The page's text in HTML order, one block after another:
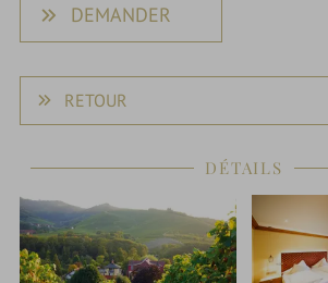
Nature
&
Culture
DEMANDER
RETOUR
DÉTAILS